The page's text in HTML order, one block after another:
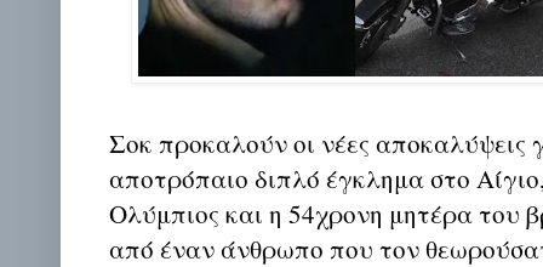
Σοκ προκαλούν οι νέες αποκαλύψεις
αποτρόπαιο διπλό έγκλημα στο
Ολύμπιος και η 54χρονη μητέρα του
από έναν άνθρωπο που τον